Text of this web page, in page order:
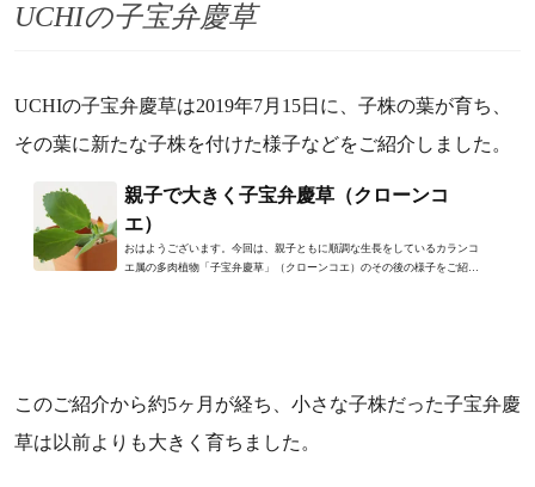
UCHIの子宝弁慶草
UCHIの子宝弁慶草は2019年7月15日に、子株の葉が育ち、
その葉に新たな子株を付けた様子などをご紹介しました。
親子で大きく子宝弁慶草（クローンコ
エ）
おはようございます。今回は、親子ともに順調な生長をしているカランコ
エ属の多肉植物「子宝弁慶草」（クローンコエ）のその後の様子をご紹介
このご紹介から約5ヶ月が経ち、小さな子株だった子宝弁慶
草は以前よりも大きく育ちました。